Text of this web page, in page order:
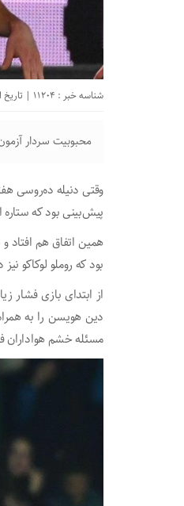
شناسه خبر : 11204 | تاریخ انتشار : 30 بهمن 1402 - 14:15 |
محبوبیت سردار
وقتی دنیله ده‌روسی
پیش‌بینی بود که ستاره
همین اتفاق هم افتاد
بود که روملو لوکاکو
از ابتدای بازی فشار
دین هویسن را به
مسئله خشم هواداران